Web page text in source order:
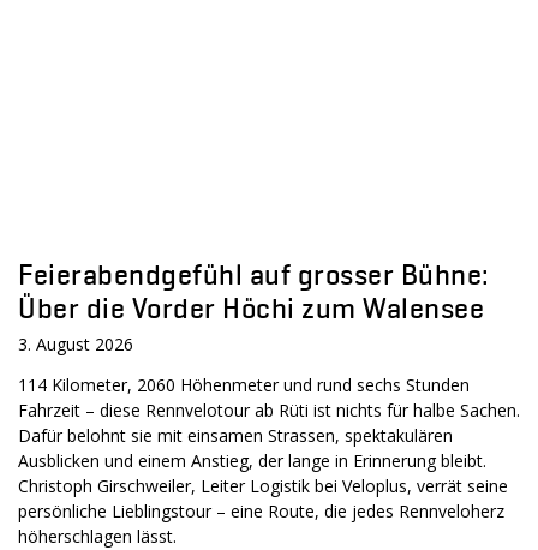
Feierabendgefühl auf grosser Bühne:
Über die Vorder Höchi zum Walensee
3. August 2026
114 Kilometer, 2060 Höhenmeter und rund sechs Stunden
Fahrzeit – diese Rennvelotour ab Rüti ist nichts für halbe Sachen.
Dafür belohnt sie mit einsamen Strassen, spektakulären
Ausblicken und einem Anstieg, der lange in Erinnerung bleibt.
Christoph Girschweiler, Leiter Logistik bei Veloplus, verrät seine
persönliche Lieblingstour – eine Route, die jedes Rennveloherz
höherschlagen lässt.